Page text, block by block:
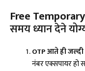
Free
समय ध्यान देने
OTP आते ही
नंबर एक्सपायर हो